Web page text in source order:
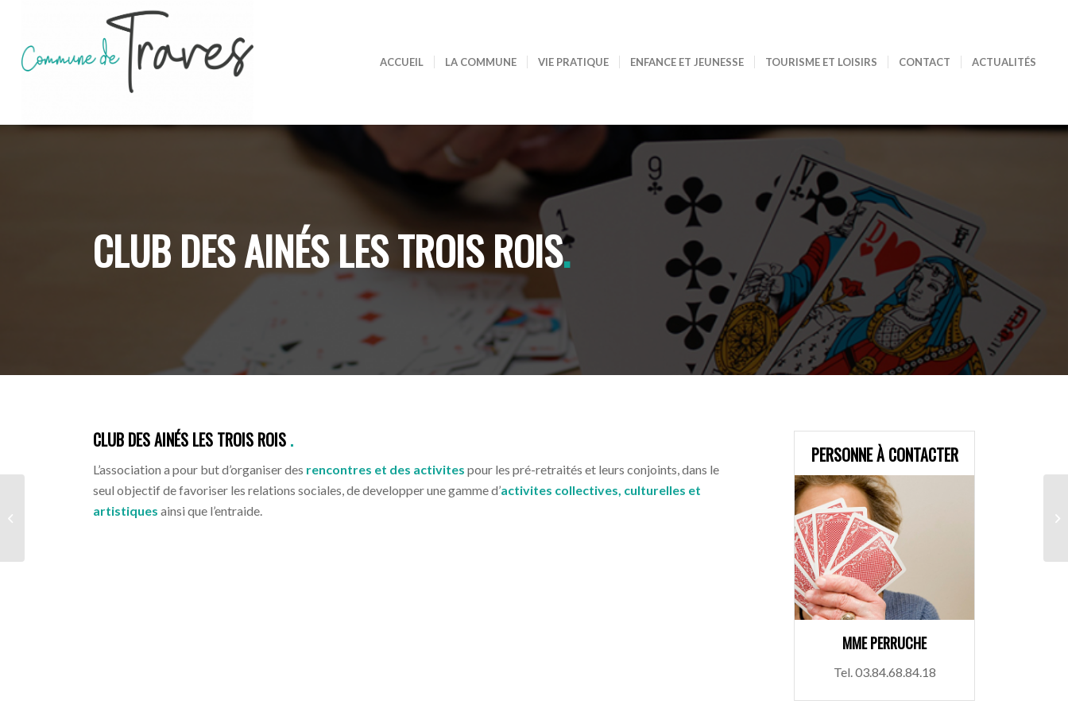
ACCUEIL LA COMMUNE VIE PRATIQUE ENFANCE ET JEUNESSE TOURISME ET LOISIRS CONTACT ACTUALITÉS
CLUB DES AINÉS LES TROIS ROIS.
CLUB DES AINÉS LES TROIS ROIS .
L’association a pour but d’organiser des rencontres et des activites pour les pré-retraités et leurs conjoints, dans le
seul objectif de favoriser les relations sociales, de developper une gamme d’activites collectives, culturelles et
artistiques ainsi que l’entraide.
PERSONNE À CONTACTER
MME PERRUCHE
Tel. 03.84.68.84.18
Cours d’équitation –